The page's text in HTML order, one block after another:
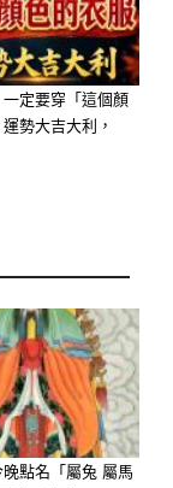
實地，聚
借出去的
。這筆錢
來，這就
一定要穿「這個顏
勢大吉大利，
點名「屬兔 屬馬